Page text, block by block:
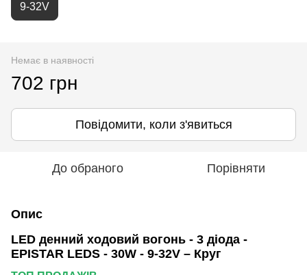
9-32V
Немає в наявності
702 грн
Повідомити, коли з'явиться
До обраного Порівняти
Опис
LED денний ходовий вогонь - 3 діода -
EPISTAR LEDS - 30W - 9-32V – Круг